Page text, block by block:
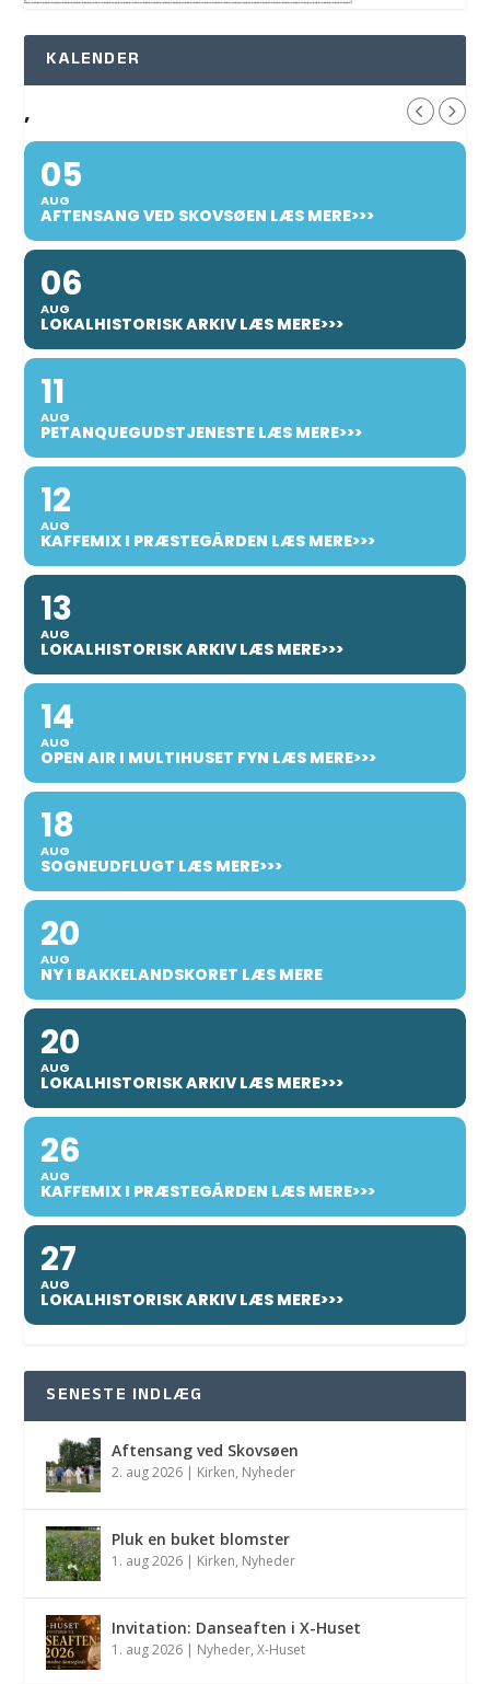
KALENDER
,
05
AUG
AFTENSANG VED SKOVSØEN LÆS MERE>>>
06
AUG
LOKALHISTORISK ARKIV LÆS MERE>>>
11
AUG
PETANQUEGUDSTJENESTE LÆS MERE>>>
12
AUG
KAFFEMIX I PRÆSTEGÅRDEN LÆS MERE>>>
13
AUG
LOKALHISTORISK ARKIV LÆS MERE>>>
14
AUG
OPEN AIR I MULTIHUSET FYN LÆS MERE>>>
18
AUG
SOGNEUDFLUGT LÆS MERE>>>
20
AUG
NY I BAKKELANDSKORET LÆS MERE
20
AUG
LOKALHISTORISK ARKIV LÆS MERE>>>
26
AUG
KAFFEMIX I PRÆSTEGÅRDEN LÆS MERE>>>
27
AUG
LOKALHISTORISK ARKIV LÆS MERE>>>
SENESTE INDLÆG
Aftensang ved Skovsøen
2. aug 2026 | Kirken, Nyheder
Pluk en buket blomster
1. aug 2026 | Kirken, Nyheder
Invitation: Danseaften i X-Huset
1. aug 2026 | Nyheder,X-Huset